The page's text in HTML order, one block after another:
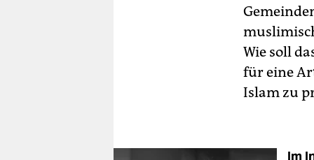
Wie soll
für eine
Islam zu
Im